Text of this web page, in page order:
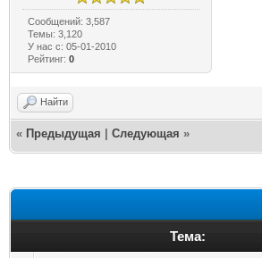
Сообщений: 3,587
Темы: 3,120
У нас с: 05-01-2010
Рейтинг:0
Найти
« Предыдущая Следующая »
Тема: